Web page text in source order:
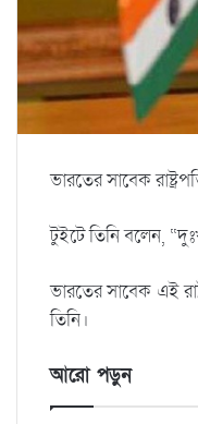
ভারতের সাবেক
টুইটে তিনি বলেন,
ভারতের সাবেক এই
তিনি।
আরো পড়ুন